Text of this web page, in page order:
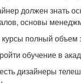
должен знать
основы
полный объем
обучение в
дизайнеры